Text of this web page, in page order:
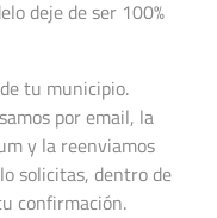
deje de ser 100%
tu municipio.
por email, la
y la reenviamos
solicitas, dentro de
confirmación.